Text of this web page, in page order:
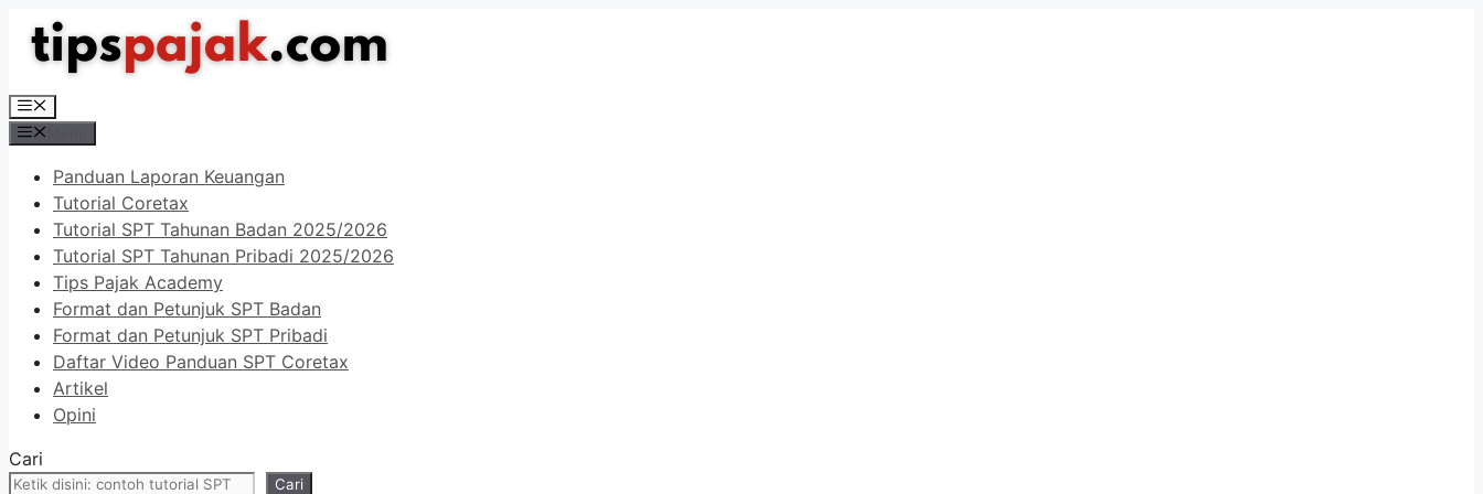
Langsung
Menu
Panduan Laporan Keuangan
Tutorial Coretax
Tutorial SPT Tahunan Badan 2025/2026
Tutorial SPT Tahunan Pribadi 2025/2026
Tips Pajak Academy
Format dan Petunjuk SPT Badan
Format dan Petunjuk SPT Pribadi
Daftar Video Panduan SPT Coretax
Artikel
Opini
Cari
Cari